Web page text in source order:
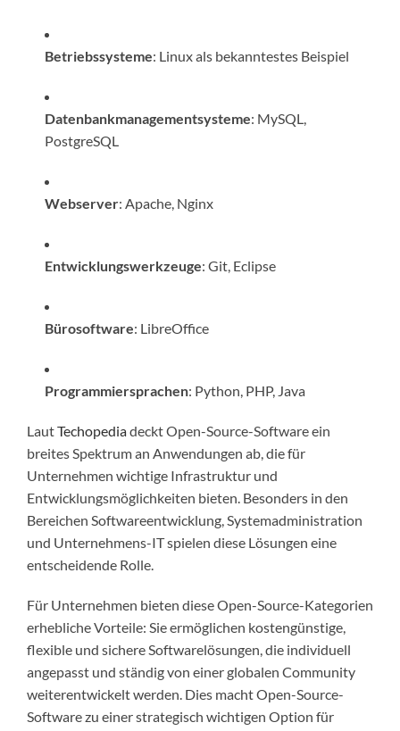
Betriebssysteme: Linux als bekanntestes Beispiel
Datenbankmanagementsysteme: MySQL,
PostgreSQL
Webserver: Apache, Nginx
Entwicklungswerkzeuge: Git, Eclipse
Bürosoftware: LibreOffice
Programmiersprachen: Python, PHP, Java
LautTechopediadeckt Open-Source-Software ein
breites Spektrum an Anwendungen ab, die für
Unternehmen wichtige Infrastruktur und
Entwicklungsmöglichkeiten bieten. Besonders in den
Bereichen Softwareentwicklung, Systemadministration
und Unternehmens-IT spielen diese Lösungen eine
entscheidende Rolle.
Für Unternehmen bieten diese Open-Source-Kategorien
erhebliche Vorteile: Sie ermöglichen kostengünstige,
flexible und sichere Softwarelösungen, die individuell
angepasst und ständig von einer globalen Community
weiterentwickelt werden. Dies macht Open-Source-
Software zu einer strategisch wichtigen Option für